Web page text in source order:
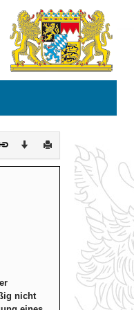
DownloadDrucken
nicht